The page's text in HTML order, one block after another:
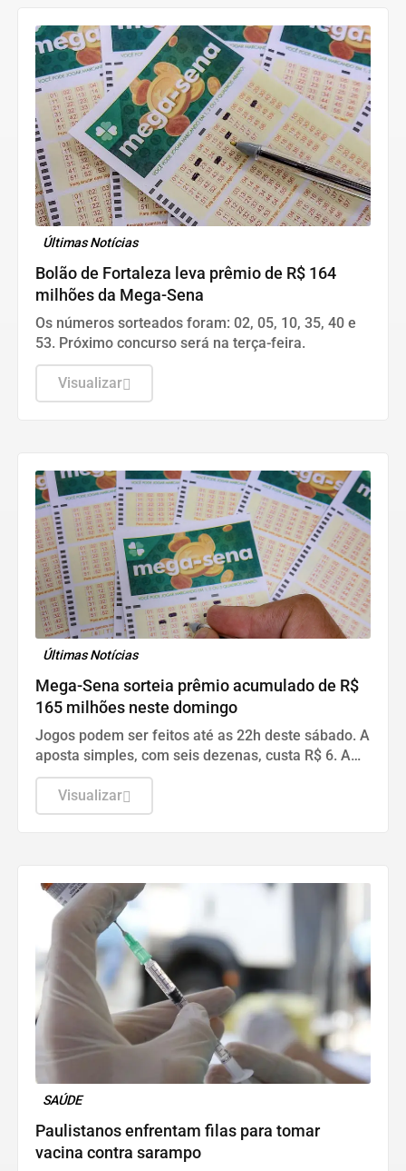
Últimas Notícias
Bolão de Fortaleza leva prêmio de R$ 164
milhões da Mega-Sena
Os números sorteados foram: 02, 05, 10, 35, 40 e
53. Próximo concurso será na terça-feira.
Visualizar
Últimas Notícias
Mega-Sena sorteia prêmio acumulado de R$
165 milhões neste domingo
Jogos podem ser feitos até as 22h deste sábado. A
aposta simples, com seis dezenas, custa R$ 6. A
aposta simples, com seis dezenas, custa R$ 6.
Visualizar
SAÚDE
Paulistanos enfrentam filas para tomar
vacina contra sarampo